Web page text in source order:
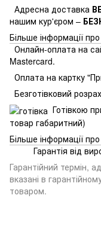
Адресна доставка
нашим кур'єром –
Більше інформації
Онлайн-оплата на
Mastercard.
Оплата на картку
Безготівковий
Готівкою
товар габаритний)
Більше інформації
Гарантія від
Гарантійний термін,
вказані в
товаром.